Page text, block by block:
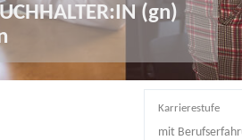
(gn)
Karrierestufe
mit